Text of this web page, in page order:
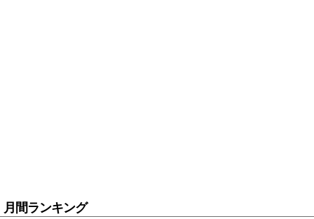
月間ランキング